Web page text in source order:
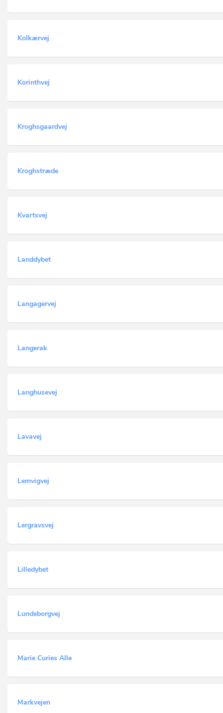
Kolkærvej
Korinthvej
Kroghsgaardvej
Kroghstræde
Kvartsvej
Landdybet
Langagervej
Langerak
Langhusevej
Lavavej
Lemvigvej
Lergravsvej
Lilledybet
Lundeborgvej
Marie Curies Alle
Markvejen